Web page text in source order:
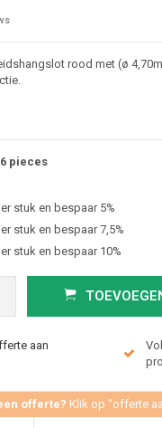
Afbeelding
rood met (ø
6 pieces
stuk en bespaar 5%
stuk en bespaar 7,5%
stuk en bespaar 10%
aan
offerte? Klik op "offerte